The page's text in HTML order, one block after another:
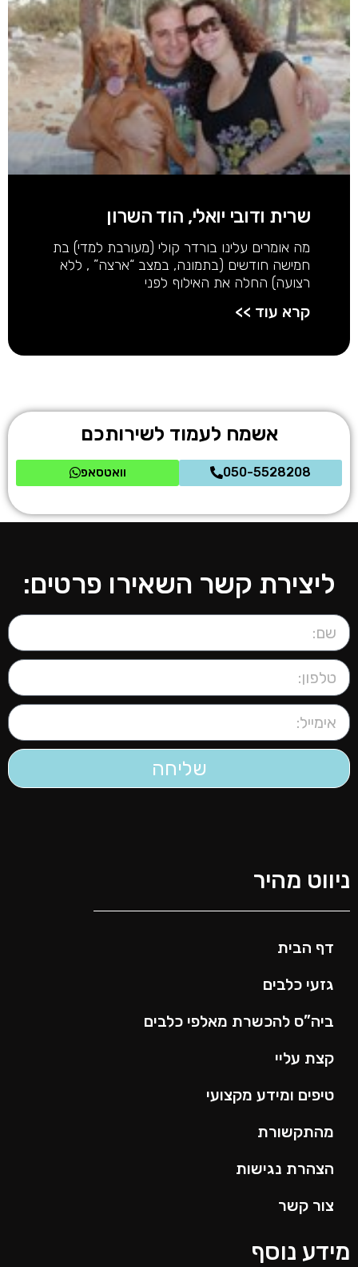
שרית ודובי יואלי, הוד השרון
מה אומרים עלינו בורדר קולי (מעורבת למדי) בת
חמישה חודשים (בתמונה, במצב “ארצה” , ללא
רצועה) החלה את האילוף לפני
קרא עוד >>
אשמח לעמוד לשירותכם
050-5528208 וואטסאפ
ליצירת קשר השאירו פרטים:
שליחה
מהיר
דף הבית
גזעי כלבים
ביה”ס להכשרת מאלפי כלבים
קצת עליי
טיפים ומידע מקצועי
מהתקשורת
הצהרת נגישות
צור קשר
נוסף